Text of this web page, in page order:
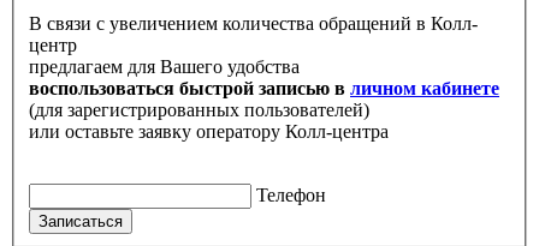
В связи с увеличением количества обращений в Колл-
центр
предлагаем для Вашего удобства
воспользоваться быстрой записью в личном кабинете
(для зарегистрированных пользователей)
или оставьте заявку оператору Колл-центра
Телефон
Записаться